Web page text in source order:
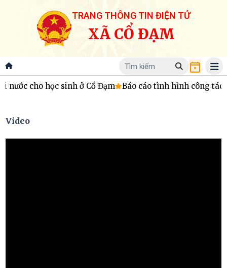
TRANG THÔNG TIN ĐIỆN TỬ
XÃ CỔ ĐẠM
ở Cổ Đạm Báo cáo tình hình công tác tiếp công dân,
Video